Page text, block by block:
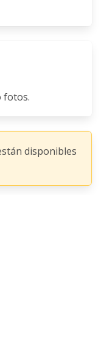
fotos.
disponibles